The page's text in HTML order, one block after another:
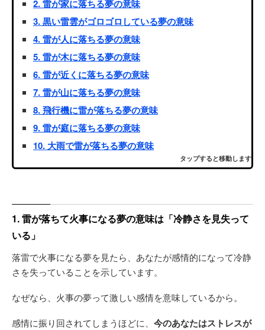
2. 雷が家に落ちる夢の意味
3. 黒い雷雲がゴロゴロしている夢の意味
4. 雷が人に落ちる夢の意味
5. 雷が木に落ちる夢の意味
6. 雷が近くに落ちる夢の意味
7. 雷が山に落ちる夢の意味
8. 飛行機に雷が落ちる夢の意味
9. 雷が庭に落ちる夢の意味
10. 大雨で雷が落ちる夢の意味
タップすると移動します
1. 雷が落ちて火事になる夢の意味は「冷静さを見失って
いる」
落雷で火事になる夢を見たら、あなたが感情的になって冷静
さを失っていることを示しています。
なぜなら、火事の夢って激しい感情を意味しているから。
感情に振り回されてしまうほどに、 今のあなたはストレスが